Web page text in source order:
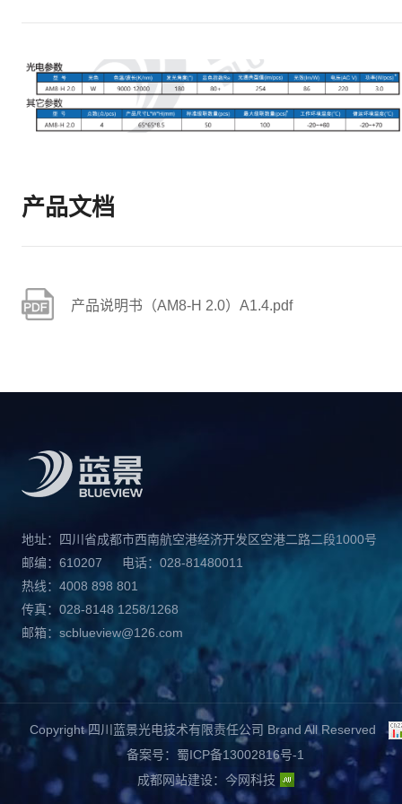
产品文档
产品说明书（AM8-H 2.0）A1.4.pdf
地址：四川省成都市西南航空港经济开发区空港二路二段1000号
邮编：610207
电话：028-81480011
热线：4008 898 801
传真：028-8148 1258/1268
邮箱：scblueview@126.com
Copyright 四川蓝景光电技术有限责任公司 Brand All Reserved
备案号：蜀ICP备13002816号-1
成都网站建设： 今网科技